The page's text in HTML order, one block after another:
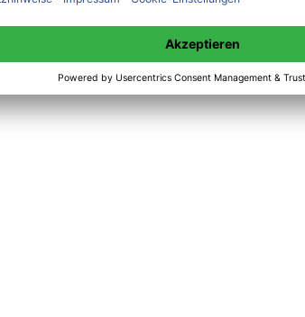
+49(0)176-85996762 erreichbar.
amazon erhältlich.